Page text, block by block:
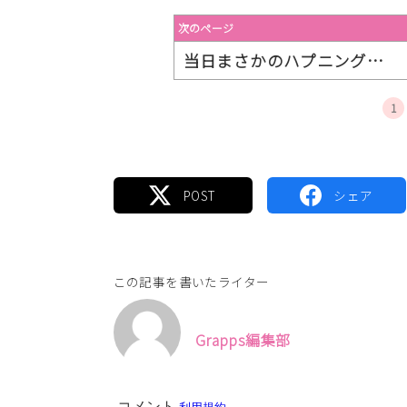
次のページ
当日まさかのハプニング…
1
この記事を書いたライター
Grapps編集部